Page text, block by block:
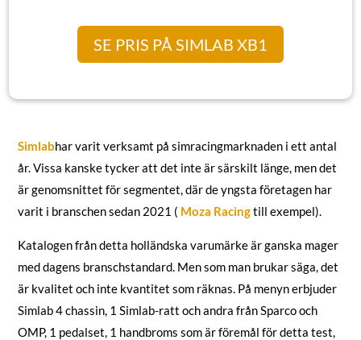
SE PRIS PÅ SIMLAB XB1
Simlabhar varit verksamt på simracingmarknaden i ett antal
år. Vissa kanske tycker att det inte är särskilt länge, men det
är genomsnittet för segmentet, där de yngsta företagen har
varit i branschen sedan 2021 ( Moza Racingtill exempel).
Katalogen från detta holländska varumärke är ganska mager
med dagens branschstandard. Men som man brukar säga, det
är kvalitet och inte kvantitet som räknas. På menyn erbjuder
Simlab 4 chassin, 1 Simlab-ratt och andra från Sparco och
OMP, 1 pedalset, 1 handbroms som är föremål för detta test,